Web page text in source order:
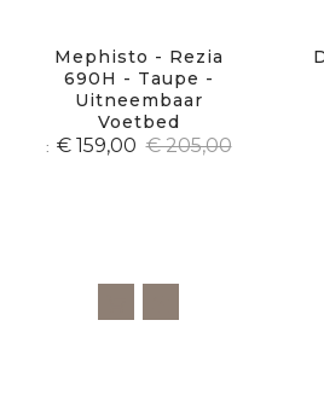
Mephisto - Rezia
690H - Taupe -
Uitneembaar
Voetbed
€ 159,00 € 205,00